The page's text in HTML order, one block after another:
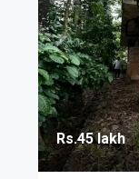
Rs.45 lakh